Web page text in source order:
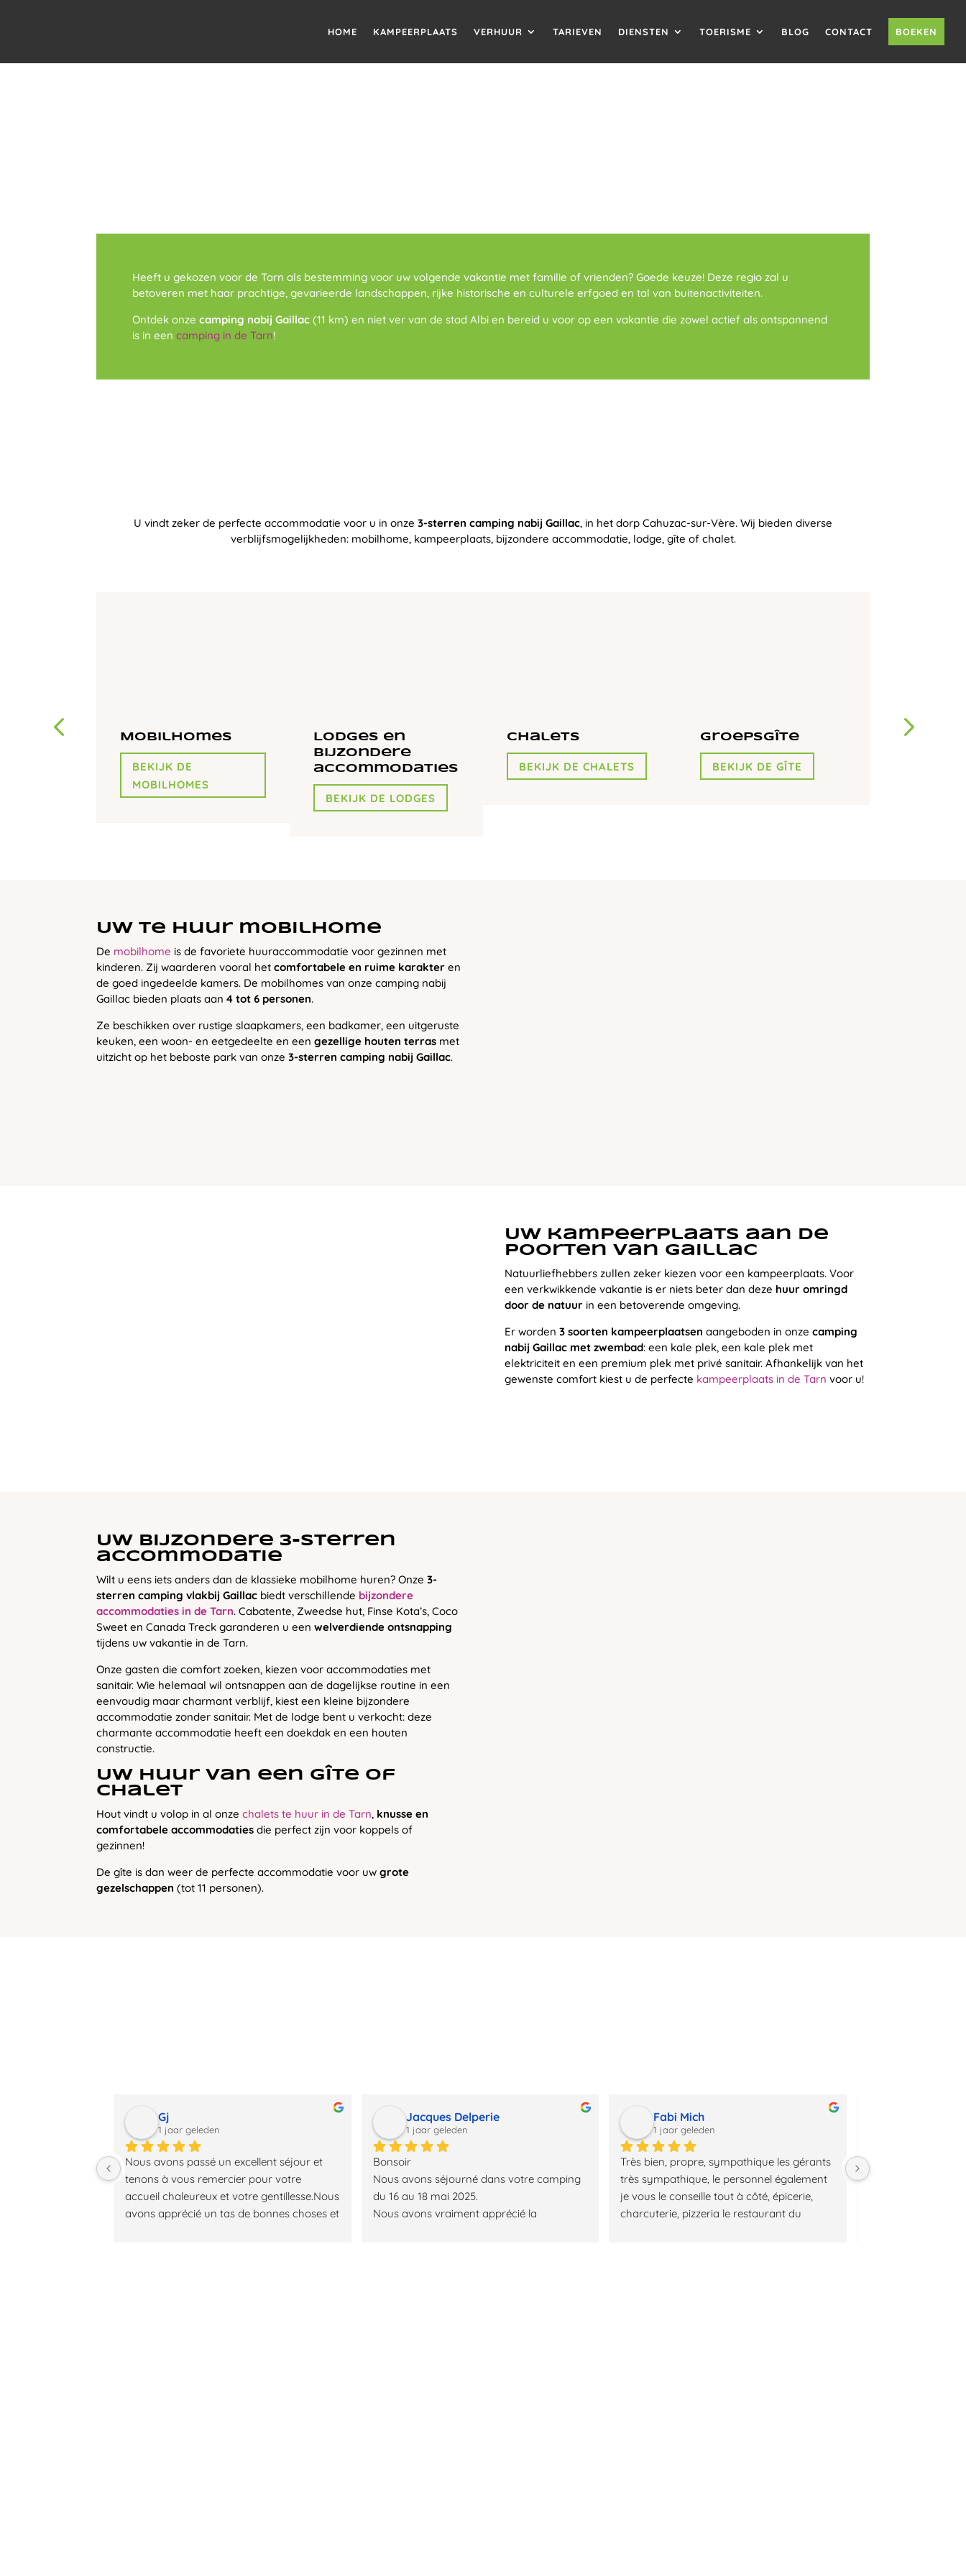
HOME KAMPEERPLAATS VERHUUR TARIEVEN DIENSTEN TOERISME BLOG CONTACT BOEKEN
Heeft u gekozen voor de Tarn als bestemming voor uw volgende vakantie met familie of vrienden? Goede keuze! Deze regio zal u
betoveren met haar prachtige, gevarieerde landschappen, rijke historische en culturele erfgoed en tal van buitenactiviteiten.
Ontdek onzecamping nabij Gaillac (11 km) en niet ver van de stad Albi en bereid u voor op een vakantie die zowel actief als ontspannend
is in eencamping in de Tarn!
U vindt zeker de perfecte accommodatie voor u in onze 3-sterren camping nabij Gaillac, in het dorp Cahuzac-sur-Vère. Wij bieden diverse
verblijfsmogelijkheden: mobilhome, kampeerplaats, bijzondere accommodatie, lodge, gîte of chalet.
Mobilhomes
BEKIJK DE
MOBILHOMES
Lodges en
bijzondere
accommodaties
BEKIJK DE LODGES
Chalets
BEKIJK DE CHALETS
Groepsgîte
BEKIJK DE GÎTE
Uw te huur mobilhome
De mobilhome is de favoriete huuraccommodatie voor gezinnen met
kinderen. Zij waarderen vooral hetcomfortabele en ruime karakter en
de goed ingedeelde kamers. De mobilhomes van onze camping nabij
Gaillac bieden plaats aan4 tot 6 personen.
Ze beschikken over rustige slaapkamers, een badkamer, een uitgeruste
keuken, een woon- en eetgedeelte en eengezellige houten terras met
uitzicht op het beboste park van onze3-sterren camping nabij Gaillac.
Uw kampeerplaats aan de
poorten van Gaillac
Natuurliefhebbers zullen zeker kiezen voor een kampeerplaats. Voor
een verkwikkende vakantie is er niets beter dan deze huur omringd
door de natuurin een betoverende omgeving.
Er worden 3 soorten kampeerplaatsen aangeboden in onze camping
nabij Gaillac met zwembad: een kale plek, een kale plek met
elektriciteit en een premium plek met privé sanitair. Afhankelijk van het
gewenste comfort kiest u de perfecte kampeerplaats in de Tarn voor u!
Uw bijzondere 3-sterren
accommodatie
Wilt u eens iets anders dan de klassieke mobilhome huren? Onze3-
sterren camping vlakbij Gaillac biedt verschillende bijzondere
accommodaties in de Tarn. Cabatente, Zweedse hut, Finse Kota’s, Coco
Sweet en Canada Treck garanderen u eenwelverdiende ontsnapping
tijdens uw vakantie in de Tarn.
Onze gasten die comfort zoeken, kiezen voor accommodaties met
sanitair. Wie helemaal wil ontsnappen aan de dagelijkse routine in een
eenvoudig maar charmant verblijf, kiest een kleine bijzondere
accommodatie zonder sanitair. Met de lodge bent u verkocht: deze
charmante accommodatie heeft een doekdak en een houten
constructie.
Uw huur van een gîte of
chalet
Hout vindt u volop in al onzechalets te huur in de Tarn, knusse en
comfortabele accommodaties die perfect zijn voor koppels of
gezinnen!
De gîte is dan weer de perfecte accommodatie voor uwgrote
gezelschappen (tot 11 personen).
Gj
1 jaar geleden
Nous avons passé un excellent séjour et
tenons à vous remercier pour votre
accueil chaleureux et votre gentillesse.Nous
avons apprécié un tas de bonnes choses et
Jacques Delperie
1 jaar geleden
Bonsoir
Nous avons séjourné dans votre camping
du 16 au 18 mai 2025.
Nous avons vraiment apprécié la
Fabi Mich
1 jaar geleden
Très bien, propre, sympathique les gérants
très sympathique, le personnel également
je vous le conseille tout à côté, épicerie,
charcuterie, pizzeria le restaurant du
Un séjour d une
de randonnée m a